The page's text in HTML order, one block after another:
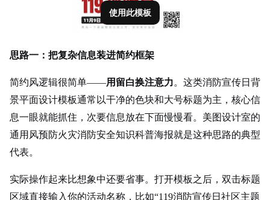
使用此模板
思路一：把复杂信息装进简约框架
简约风逻辑很简单——用留白换注意力。这类消防宣传日背
景平面设计模板通常以干净的色块和大号标题为主，核心信
息一眼就能抓住，次要信息放在下面慢慢看。美图设计室的
通用风预防火灾消防安全知识科普海报就是这种思路的典型
代表。
实际操作起来比想象中还要省事。打开模板之后，双击标题
区域直接输入你的活动名称，比如“119消防宣传日社区主题